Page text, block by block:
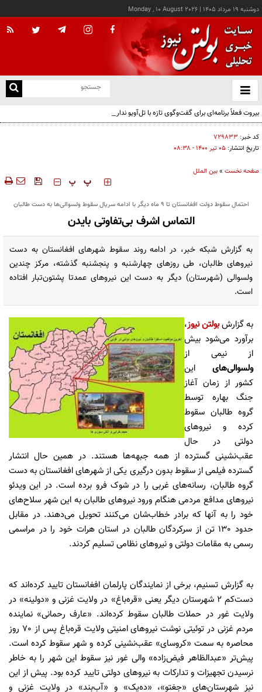
دوشنبه ۱۹ مرداد ۱۴۰۵ |
Monday , 10 August 2026
باز
و
بیروت فعلاً برنامه‌ای برای گفت‌وگوی تازه با تل‌آویو ندارد
کد خبر: ۷۲۹۸۳۳
تاریخ انتشار: ۰۵ تير ۱۴۰۰ - ۰۸:۳۸
صفحه نخست »بین الملل
‍‍‍ پ پ
احتمال سقوط دولت افغانستان تا 9 ماه دیگر با ادامه سریال سقوط ولسوالی‌ها به دست طالبان
التماس اشرف بی‌تفاوتی بایدن
به گزارش شبکه خبر، در ادامه روند سقوط شهرهای افغانستان به دست
نیروهای طالبان، طی روزهای چهارشنبه و پنجشنبه گذشته، مرکز چندین
ولسوالی (شهرستان‌) دیگر به دست این نیروهای عمدتا پشتون‌تبار افتاده
است.
به گزارشبولتن نیوز،
برآورد می‌شود بیش
از نیمی از
ولسوالی‌های این
کشور از زمان آغاز
جنگ بهاره توسط
گروه طالبان سقوط
کرده و نیروهای
دولتی در حال
عقب‌نشینی گسترده از همه جبهه‌ها هستند. در همین حال انتشار
گسترده فیلمی از سقوط بدون درگیری یکی از شهرهای افغانستان به دست
گروه طالبان، رسانه‌های غربی را در شوک فرو برده است. در این ویدئو
نیروهای مدافع مردمی هنگام ورود نیروهای طالبان به این شهر سلاح‌های
خود را به آنها که برادر خطاب‌شان می‌کنند تحویل می‌دهند. در مقابل
حدود 130 تن از سرکردگان طالبان در استان هرات خود را در مراسمی
رسمی به مقامات دولتی و نیروهای نظامی تسلیم کردند.
به گزارش تسنیم، برخی از نمایندگان پارلمان افغانستان تایید کرده‌اند که
دست‌کم ۲ شهرستان دیگر یعنی «قره‌باغ» در ولایت غزنی و «دولینه» در
ولایت غور در حملات طالبان سقوط کرده‌اند. «عارف رحمانی» نماینده
مردم غزنی در توئیتی نوشت نیروهای امنیتی ولایت قره‌باغ پس از 70 روز
محاصره به سمت «کروسای» عقب‌نشینی کرده‌ و شهر سقوط کرده است.
پیش‌تر «عبدالظاهر فیض‌زاده» والی غور نیز سقوط این شهر را به خاطر
نرسیدن تجهیزات و تدارکات به نیروهای دولتی تایید کرده بود. پیش از این
نیز شهرستان‌های «جغتو»، «ده‌یک» و «آب‌بند» در ولایت غزنی و